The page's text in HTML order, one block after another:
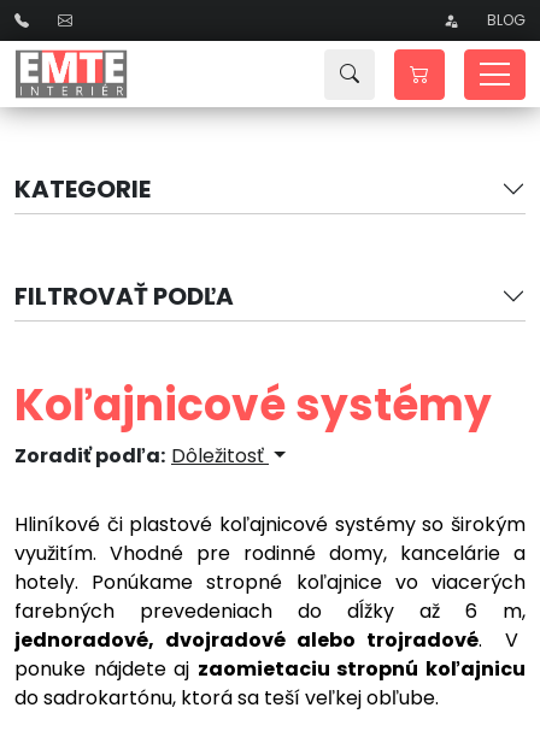
BLOG
KATEGORIE
FILTROVAŤ PODĽA
Koľajnicové systémy
Zoradiť podľa: Dôležitosť
Hliníkové či plastové koľajnicové systémy so širokým
využitím. Vhodné pre rodinné domy, kancelárie a
hotely. Ponúkame stropné koľajnice vo viacerých
farebných prevedeniach do dĺžky až 6 m,
jednoradové, dvojradové alebo trojradové. V
ponuke nájdete aj zaomietaciu stropnú koľajnicu
do sadrokartónu, ktorá sa teší veľkej obľube.